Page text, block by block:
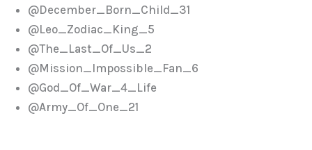
@December_Born_Child_31
@Leo_Zodiac_King_5
@The_Last_Of_Us_2
@Mission_Impossible_Fan_6
@God_Of_War_4_Life
@Army_Of_One_21